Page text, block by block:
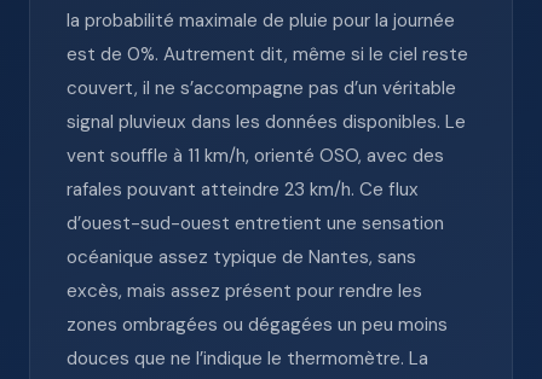
la probabilité maximale de pluie pour la journée
est de 0%. Autrement dit, même si le ciel reste
couvert, il ne s’accompagne pas d’un véritable
signal pluvieux dans les données disponibles. Le
vent souffle à 11 km/h, orienté OSO, avec des
rafales pouvant atteindre 23 km/h. Ce flux
d’ouest-sud-ouest entretient une sensation
océanique assez typique de Nantes, sans
excès, mais assez présent pour rendre les
zones ombragées ou dégagées un peu moins
douces que ne l’indique le thermomètre. La